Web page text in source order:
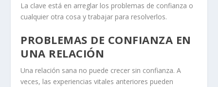
La clave está en arreglar los problemas de confianza o
cualquier otra cosa y trabajar para resolverlos.
PROBLEMAS DE CONFIANZA EN
UNA RELACIÓN
Una relación sana no puede crecer sin confianza. A
veces, las experiencias vitales anteriores pueden